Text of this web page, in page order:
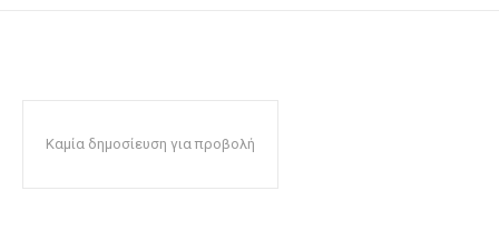
Καμία δημοσίευση για προβολή